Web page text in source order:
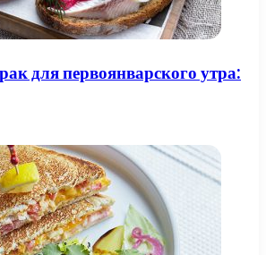
для первоянварского утра: